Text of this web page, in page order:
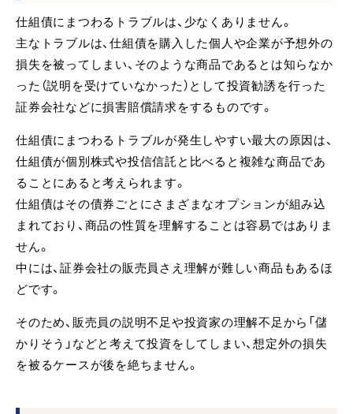
仕組債にまつわるトラブルは、少なくありません。
主なトラブルは、仕組債を購入した個人や企業が予想外の
損失を被ってしまい、そのような商品であるとは知らなか
った（説明を受けていなかった）として投資勧誘を行った
証券会社などに損害賠償請求をするものです。
仕組債にまつわるトラブルが発生しやすい最大の原因は、
仕組債が個別株式や投信信託と比べると複雑な商品であ
ることにあると考えられます。
仕組債はその債券ごとにさまざまなオプションが組み込
まれており、商品の性質を理解することは容易ではありま
せん。
中には、証券会社の販売員さえ理解が難しい商品もあるほ
どです。
そのため、販売員の説明不足や投資家の理解不足から「儲
かりそう」などと考えて投資をしてしまい、想定外の損失
を被るケースが後を絶ちません。